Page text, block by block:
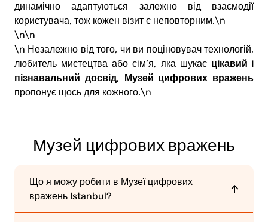
динамічно адаптуються залежно від взаємодії
користувача, тож кожен візит є неповторним.\n
\n\n
\n Незалежно від того, чи ви поціновувач технологій,
любитель мистецтва або сім’я, яка шукає цікавий і
пізнавальний досвід, Музей цифрових вражень
пропонує щось для кожного.\n
Музей цифрових вражень
Що я можу робити в Музеї цифрових
вражень Istanbul?